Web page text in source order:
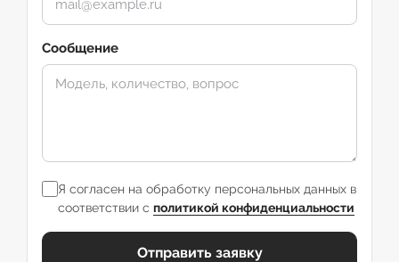
Сообщение
Я согласен на обработку персональных данных в
соответствии с политикой конфиденциальности
Отправить заявку